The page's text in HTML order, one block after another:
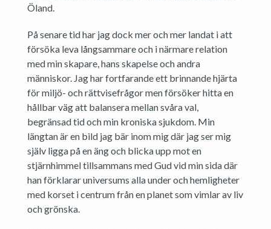
Öland.
På senare tid har jag dock mer och mer landat i att
försöka leva långsammare och i närmare relation
med min skapare, hans skapelse och andra
människor. Jag har fortfarande ett brinnande hjärta
för miljö- och rättvisefrågor men försöker hitta en
hållbar väg att balansera mellan svåra val,
begränsad tid och min kroniska sjukdom. Min
längtan är en bild jag bär inom mig där jag ser mig
själv ligga på en äng och blicka upp mot en
stjärnhimmel tillsammans med Gud vid min sida där
han förklarar universums alla under och hemligheter
med korset i centrum från en planet som vimlar av liv
och grönska.